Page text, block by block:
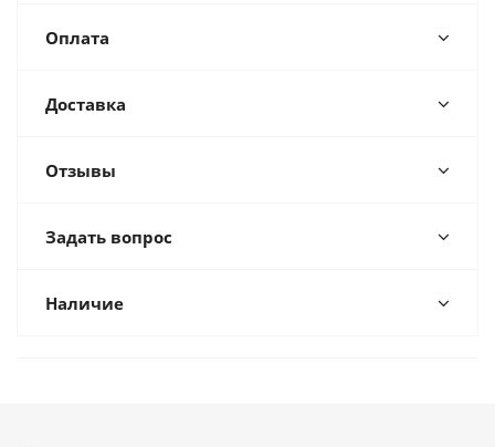
Оплата
Доставка
Отзывы
Задать вопрос
Наличие